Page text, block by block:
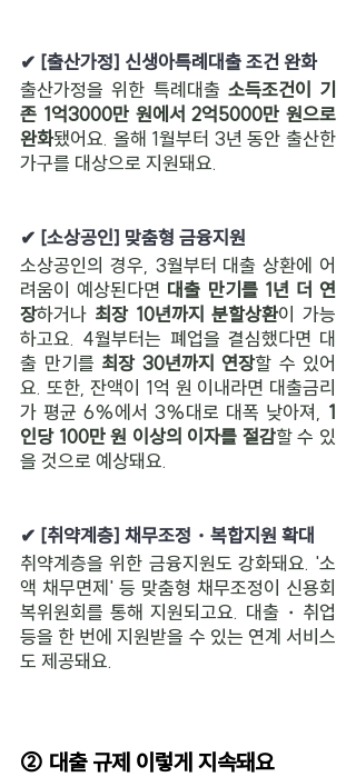
✔ [출산가정] 신생아특례대출 조건 완화
출산가정을 위한 특례대출 소득조건이 기
존 1억3000만 원에서 2억5000만 원으로
완화됐어요. 올해 1월부터 3년 동안 출산한
가구를 대상으로 지원돼요.
✔ [소상공인] 맞춤형 금융지원
소상공인의 경우, 3월부터 대출 상환에 어
려움이 예상된다면 대출 만기를 1년 더 연
장하거나 최장 10년까지 분할상환이 가능
하고요. 4월부터는 폐업을 결심했다면 대
출 만기를 최장 30년까지 연장할 수 있어
요. 또한, 잔액이 1억 원 이내라면 대출금리
가 평균 6%에서 3%대로 대폭 낮아져, 1
인당 100만 원 이상의 이자를 절감할 수 있
을 것으로 예상돼요.
✔ [취약계층] 채무조정・복합지원 확대
취약계층을 위한 금융지원도 강화돼요. '소
액 채무면제' 등 맞춤형 채무조정이 신용회
복위원회를 통해 지원되고요. 대출・취업
등을 한 번에 지원받을 수 있는 연계 서비스
도 제공돼요.
② 대출 규제 이렇게 지속돼요